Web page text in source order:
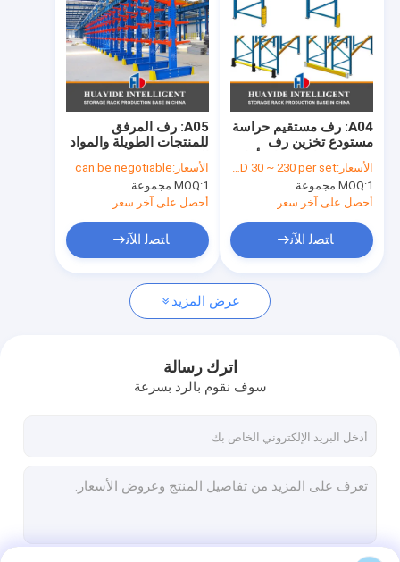
حول بنا
جولة في المعمل
ضبط الجودة
اتصل بنا
أخبار
جميع القضايا
رف كهربائي متنقل
الرافعة الرافعة
حاوية تخزين المستودعات
A05: رف المرفق
للمنتجات الطويلة والمواد
المتدلية
الأسعار:can be negotiable
MOQ:1 مجموعة
أحصل على آخر سعر
ﺎﺘﺼﻟ ﺍﻶﻧ
A04: رف مستقيم حراسة
مستودع تخزين رف
مستقيم حاجز حماية أمان
مضاد للاصطدام الحواجز
الأسعار:USD 30 ~ 230 per set
MOQ:1 مجموعة
أحصل على آخر سعر
ﺎﺘﺼﻟ ﺍﻶﻧ
عرض المزيد
اترك رسالة
سوف نقوم بالرد بسرعة